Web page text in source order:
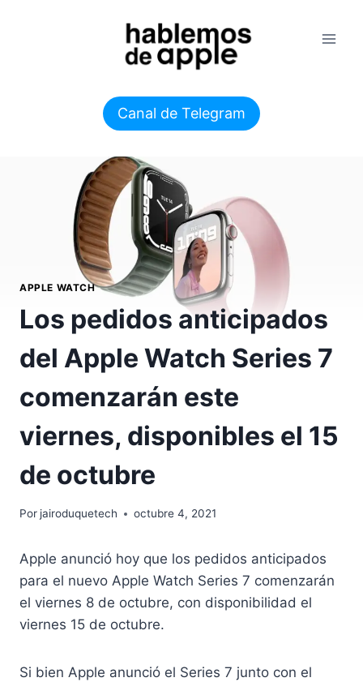
Canal de Telegram
APPLE WATCH
Los pedidos anticipados
del Apple Watch Series 7
comenzarán este
viernes, disponibles el 15
de octubre
Por jairoduquetech octubre 4, 2021
Apple anunció hoy que los pedidos anticipados
para el nuevo Apple Watch Series 7 comenzarán
el viernes 8 de octubre, con disponibilidad el
viernes 15 de octubre.
Si bien Apple anunció el Series 7 junto con el